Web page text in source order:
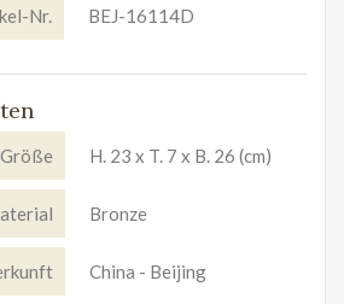
Nr. BEJ-16114D
Größe H. 23 x T. 7 x B. 26 (cm)
Bronze
China - Beijing